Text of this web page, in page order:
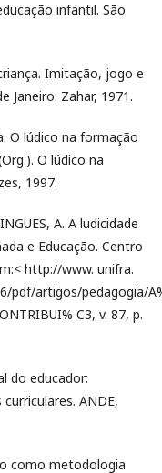
infantil. São
Imitação, jogo e
Janeiro: Zahar, 1971.
O lúdico na formação
O lúdico na
1997.
A. A ludicidade
e Educação. Centro
http://www. unifra.
pdf/artigos/pedagogia/
C3, v. 87, p.
do educador:
ANDE,
como metodologia